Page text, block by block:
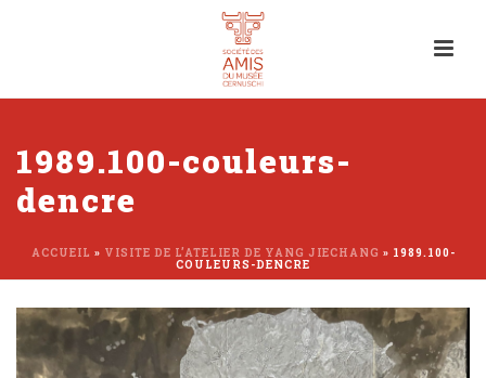
1989.100-couleurs-
dencre
ACCUEIL » VISITE DE L’ATELIER DE YANG JIECHANG » 1989.100-
COULEURS-DENCRE